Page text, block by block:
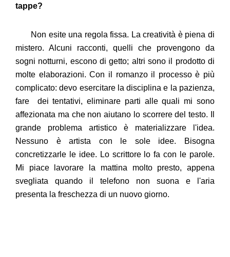
tappe?
Non esite una regola fissa. La creatività è piena di
mistero. Alcuni racconti, quelli che provengono da
sogni notturni, escono di getto; altri sono il prodotto di
molte elaborazioni. Con il romanzo il processo è più
complicato: devo esercitare la disciplina e la pazienza,
fare dei tentativi, eliminare parti alle quali mi sono
affezionata ma che non aiutano lo scorrere del testo. Il
grande problema artistico è materializzare l'idea.
Nessuno è artista con le sole idee. Bisogna
concretizzarle le idee. Lo scrittore lo fa con le parole.
Mi piace lavorare la mattina molto presto, appena
svegliata quando il telefono non suona e l'aria
presenta la freschezza di un nuovo giorno.